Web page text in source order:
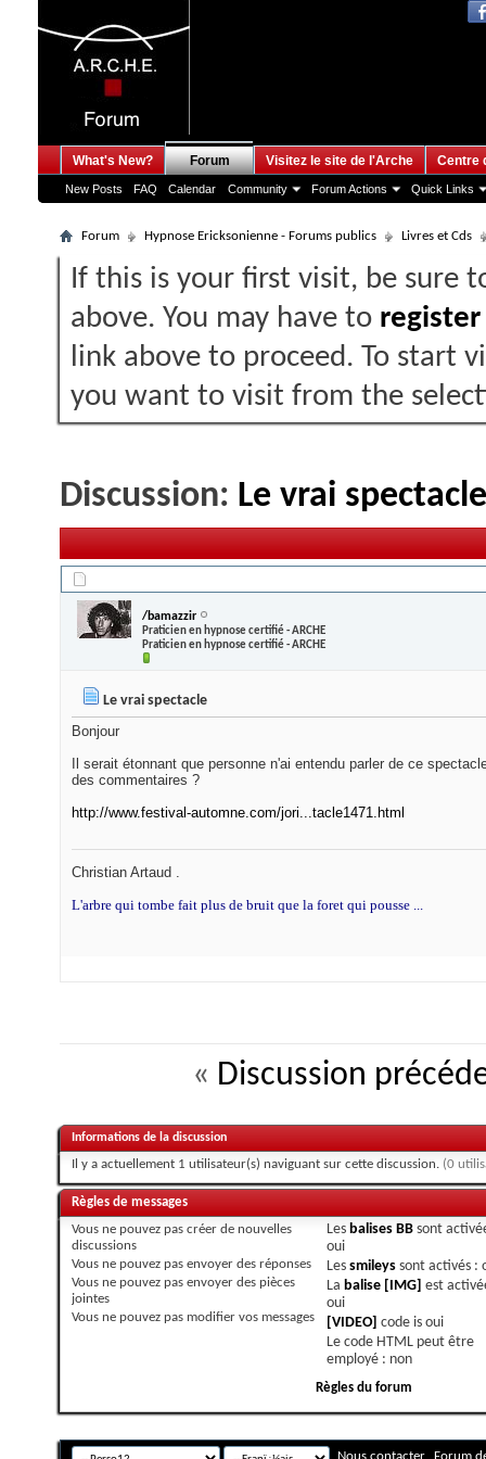
What's New? Forum
New Posts FAQ Calendar Community Forum Actions Quick Links
Visitez le site de l'Arche Centre
Forum Hypnose Ericksonienne - Forums publics Livres et Cds
If this is your first visit, be sure
above. You may have to register
link above to proceed. To start
you want to visit from the
Discussion: Le vrai spectacle
/bamazzir
Praticien en hypnose certifié - ARCHE
Praticien en hypnose certifié - ARCHE
Le vrai spectacle
Bonjour
Il serait étonnant que personne n'ai entendu parler de ce
des commentaires ?
http://www.festival-automne.com/jori...tacle1471.html
Christian Artaud .
L'arbre qui tombe fait plus de bruit que la foret qui pousse ...
« Discussion
Informations de la discussion
Il y a actuellement 1 utilisateur(s) naviguant sur cette discussion. (0
Règles de messages
Vous ne pouvez pas créer de nouvelles
discussions
Vous ne pouvez pas envoyer des réponses
Vous ne pouvez pas envoyer des pièces
jointes
Vous ne pouvez pas modifier vos messages
Les balises BBsont
oui
Les smileyssont activés :
La balise [IMG]
est
oui
[VIDEO] code is oui
Le code HTML peut être
employé : non
Règles du forum